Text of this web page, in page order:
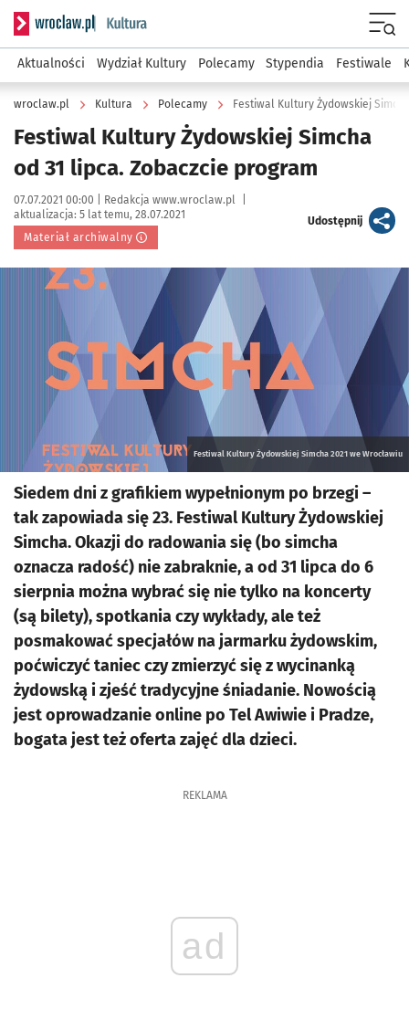
Serwis informacyjny wroclaw.pl podserwis: Kultura
Aktualności Wydział Kultury Polecamy Stypendia Festiwale
wroclaw.pl Kultura Polecamy Festiwal Kultury Żydowskiej
Festiwal Kultury Żydowskiej Simcha
od 31 lipca. Zobaczcie program
Data publikacji:
07.07.2021 00:00 | Autor:
Redakcja www.wroclaw.pl
aktualizacja: 5 lat temu, 28.07.2021
Materiał archiwalny
Udostępnijartykuł
Kliknij, aby powiększyć
Festiwal Kultury Żydowskiej Simcha 2021 we Wrocławiu
Siedem dni z grafikiem wypełnionym po brzegi –
tak zapowiada się 23. Festiwal Kultury Żydowskiej
Simcha. Okazji do radowania się (bo simcha
oznacza radość) nie zabraknie, a od 31 lipca do 6
sierpnia można wybrać się nie tylko na koncerty
(są bilety), spotkania czy wykłady, ale też
posmakować specjałów na jarmarku żydowskim,
poćwiczyć taniec czy zmierzyć się z wycinanką
żydowską i zjeść tradycyjne śniadanie. Nowością
jest oprowadzanie online po Tel Awiwie i Pradze,
bogata jest też oferta zajęć dla dzieci.
REKLAMA
ad